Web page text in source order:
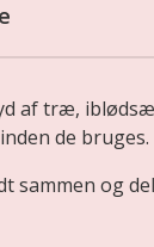
af træ,
de bruges.
sammen og